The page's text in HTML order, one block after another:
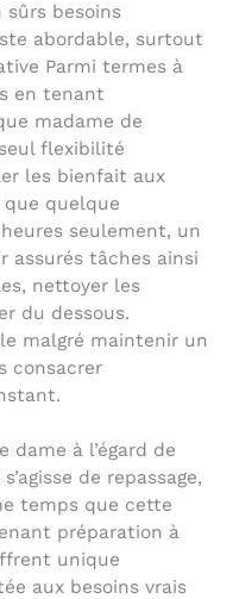
besoins
abordable, surtout
Parmi termes à
en tenant
madame de
flexibilité
les bienfait aux
quelque
seulement, un
assurés tâches ainsi
nettoyer les
du dessous.
malgré maintenir un
consacrer
dame à l’égard de
de repassage,
temps que cette
préparation à
unique
aux besoins vrais